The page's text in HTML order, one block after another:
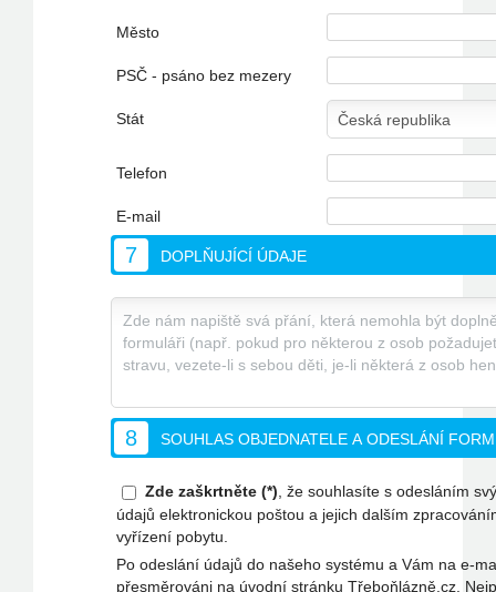
Město
PSČ - psáno bez mezery
Stát
Telefon
E-mail
7 DOPLŇUJÍCÍ ÚDAJE
8 SOUHLAS OBJEDNATELE A ODESLÁNÍ
Zde zaškrtněte (*), že souhlasíte s odesláním
údajů elektronickou poštou a jejich dalším
vyřízení pobytu.
Po odeslání údajů do našeho systému a Vám na e-
přesměrováni na úvodní stránku Třeboňlázně.cz.